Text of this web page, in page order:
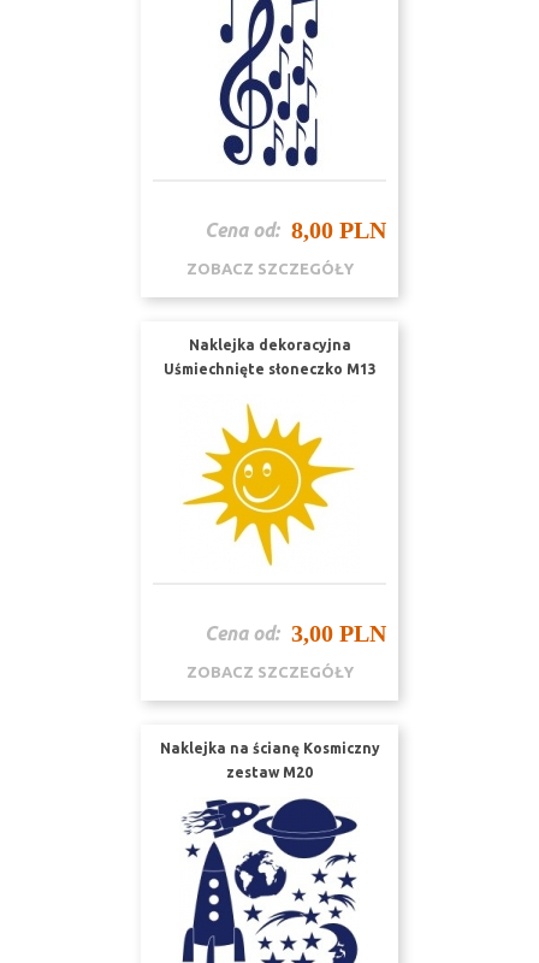
Cena od: 8,00 PLN
ZOBACZ SZCZEGÓŁY
Naklejka dekoracyjna
Uśmiechnięte słoneczko M13
Cena od: 3,00 PLN
ZOBACZ SZCZEGÓŁY
Naklejka na ścianę Kosmiczny
zestaw M20